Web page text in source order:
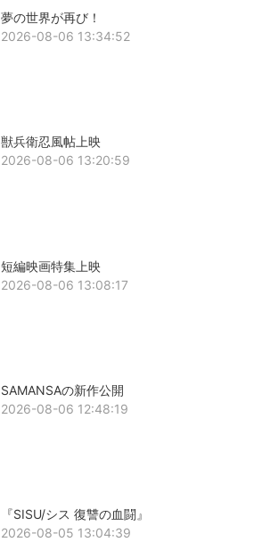
夢の世界が再び！
2026-08-06 13:34:52
獣兵衛忍風帖上映
2026-08-06 13:20:59
短編映画特集上映
2026-08-06 13:08:17
SAMANSAの新作公開
2026-08-06 12:48:19
『SISU/シス 復讐の血闘』
2026-08-05 13:04:39